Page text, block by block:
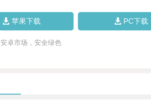
苹果下载 PC下载
安卓市场，安全绿色